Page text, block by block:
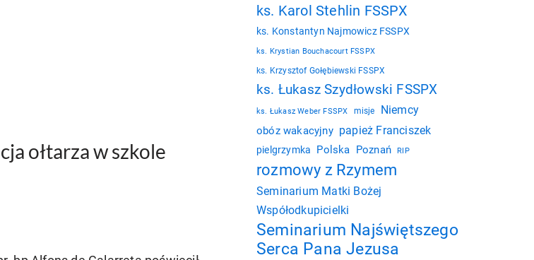
ołtarza w szkole
ks. Karol Stehlin FSSPX
ks. Konstantyn Najmowicz FSSPX
ks. Krystian Bouchacourt FSSPX
ks. Krzysztof Gołębiewski FSSPX
ks. Łukasz Szydłowski FSSPX
ks. Łukasz Weber FSSPX misje Niemcy
obóz wakacyjny papież Franciszek
pielgrzymka Polska Poznań RIP
rozmowy z Rzymem
Seminarium Matki Bożej
Współodkupicielki
Seminarium Najświętszego
Serca Pana Jezusa